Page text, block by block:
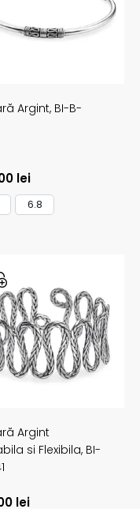
Argint, BI-B-
lei
6.8
Argint
si Flexibila, BI-
lei